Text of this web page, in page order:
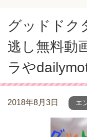
グッドドク
逃し無料動
ラや
2018年8月3日 エ